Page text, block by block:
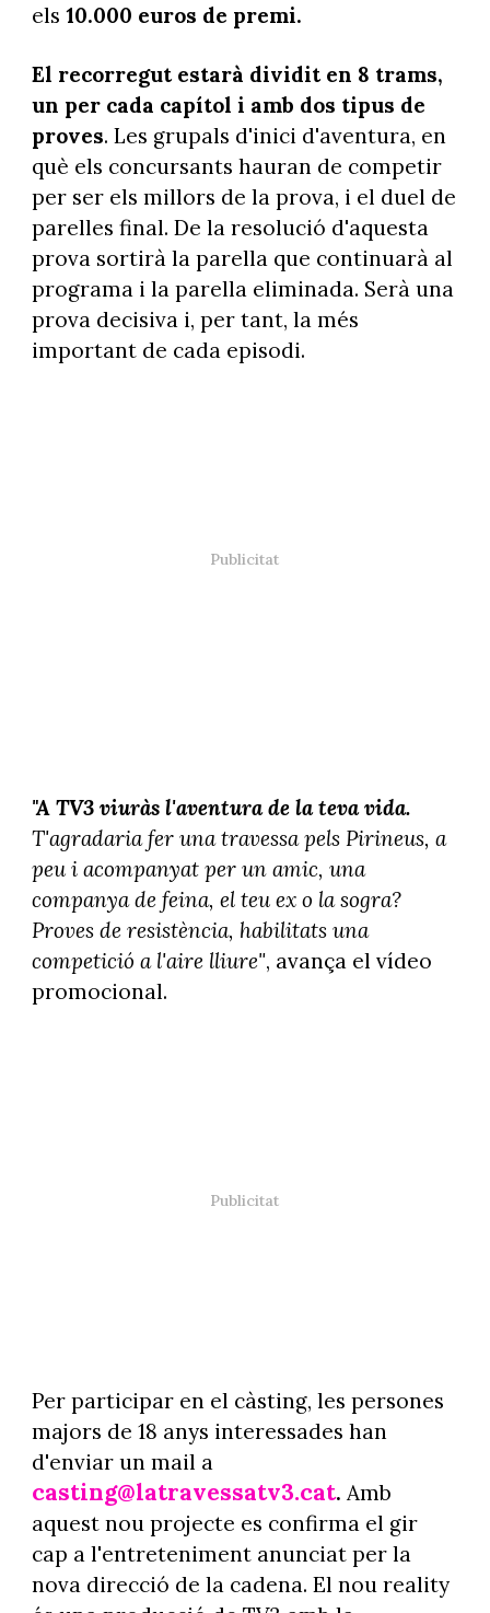
els 10.000 euros de premi.
El recorregut estarà dividit en 8 trams,
un per cada capítol i amb dos tipus de
proves. Les grupals d'inici d'aventura, en
què els concursants hauran de competir
per ser els millors de la prova, i el duel de
parelles final. De la resolució d'aquesta
prova sortirà la parella que continuarà al
programa i la parella eliminada. Serà una
prova decisiva i, per tant, la més
important de cada episodi.
"A TV3 viuràs l'aventura de la teva vida.
T'agradaria fer una travessa pels Pirineus, a
peu i acompanyat per un amic, una
companya de feina, el teu ex o la sogra?
Proves de resistència, habilitats una
competició a l'aire lliure", avança el vídeo
promocional.
Per participar en el càsting, les persones
majors de 18 anys interessades han
d'enviar un mail a
casting@latravessatv3.cat. Amb
aquest nou projecte es confirma el gir
cap a l'entreteniment anunciat per la
nova direcció de la cadena. El nou reality